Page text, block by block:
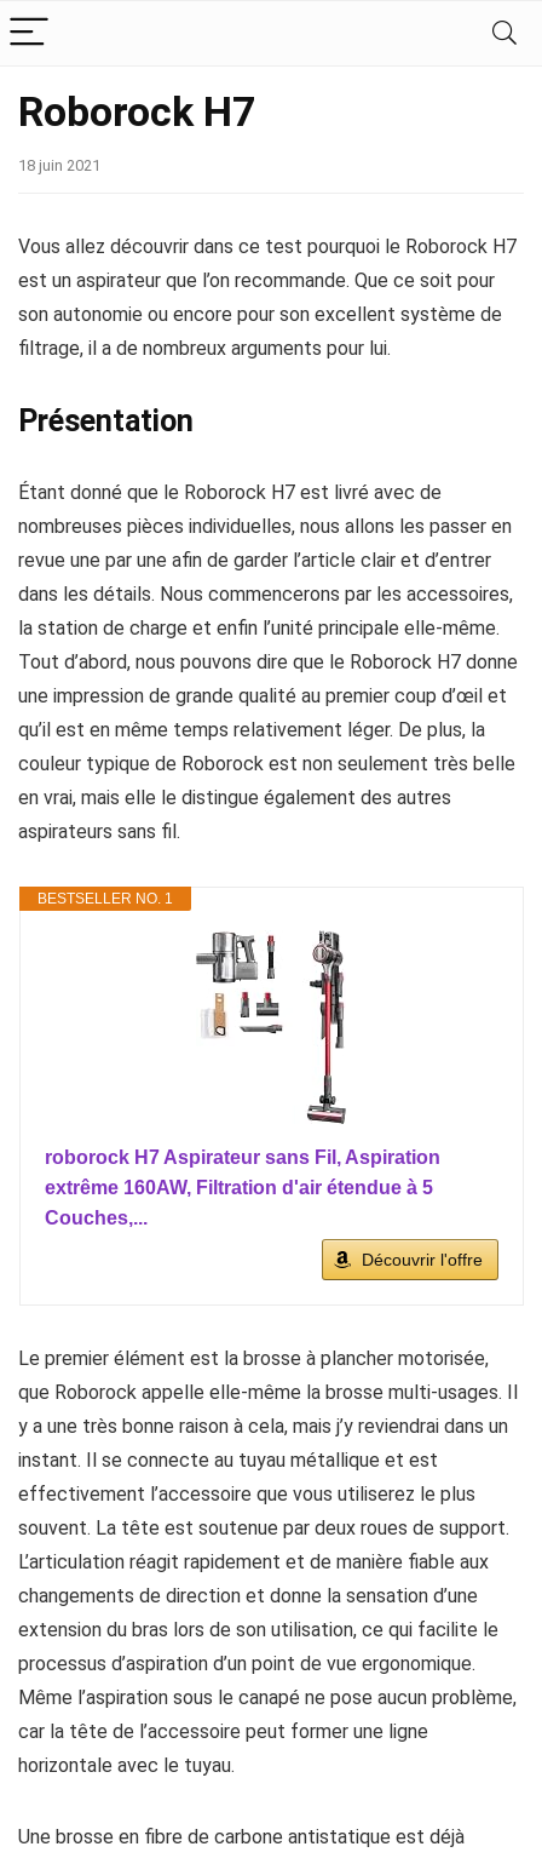
Roborock H7
18 juin 2021
Vous allez découvrir dans ce test pourquoi le Roborock H7
est un aspirateur que l’on recommande. Que ce soit pour
son autonomie ou encore pour son excellent système de
filtrage, il a de nombreux arguments pour lui.
Présentation
Étant donné que le Roborock H7 est livré avec de
nombreuses pièces individuelles, nous allons les passer en
revue une par une afin de garder l’article clair et d’entrer
dans les détails. Nous commencerons par les accessoires,
la station de charge et enfin l’unité principale elle-même.
Tout d’abord, nous pouvons dire que le Roborock H7 donne
une impression de grande qualité au premier coup d’œil et
qu’il est en même temps relativement léger. De plus, la
couleur typique de Roborock est non seulement très belle
en vrai, mais elle le distingue également des autres
aspirateurs sans fil.
BESTSELLER NO. 1
roborock H7 Aspirateur sans Fil, Aspiration
extrême 160AW, Filtration d'air étendue à 5
Couches,...
Découvrir l'offre
Le premier élément est la brosse à plancher motorisée,
que Roborock appelle elle-même la brosse multi-usages. Il
y a une très bonne raison à cela, mais j’y reviendrai dans un
instant. Il se connecte au tuyau métallique et est
effectivement l’accessoire que vous utiliserez le plus
souvent. La tête est soutenue par deux roues de support.
L’articulation réagit rapidement et de manière fiable aux
changements de direction et donne la sensation d’une
extension du bras lors de son utilisation, ce qui facilite le
processus d’aspiration d’un point de vue ergonomique.
Même l’aspiration sous le canapé ne pose aucun problème,
car la tête de l’accessoire peut former une ligne
horizontale avec le tuyau.
Une brosse en fibre de carbone antistatique est déjà